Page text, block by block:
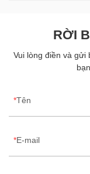
RỜI
Vui lòng điền và gửi
Tên
E-mail